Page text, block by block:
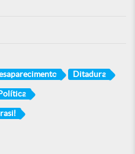
Ditadura